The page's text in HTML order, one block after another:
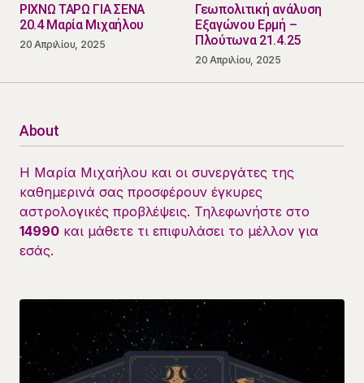
ΡΙΧΝΩ ΤΑΡΩ ΓΙΑ ΣΕΝΑ
20.4 Μαρία Μιχαήλου
20 Απριλίου, 2025
Γεωπολιτική ανάλυση
Εξαγώνου Ερμή –
Πλούτωνα 21.4.25
20 Απριλίου, 2025
About
Η Μαρία Μιχαήλου και οι συνεργάτες της
καθημερινά σας προσφέρουν έγκυρες
αστρολογικές προβλέψεις. Τηλεφωνήστε στο
14990 και μάθετε τι επιφυλάσει το μέλλον για
εσάς.